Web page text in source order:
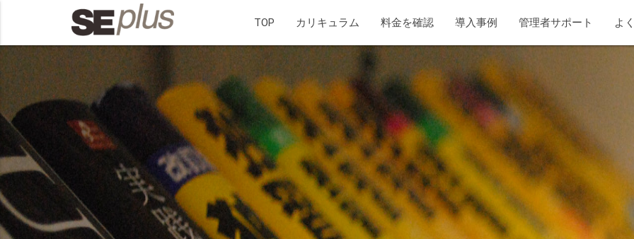
TOP カリキュラム 料金を確認 導入事例 管理者サポート よ